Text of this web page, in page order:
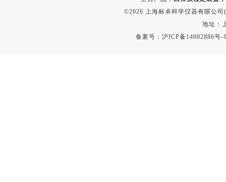
©2026 上海标卓科学仪器有限公
地址：
备案号：沪ICP备14002886号-